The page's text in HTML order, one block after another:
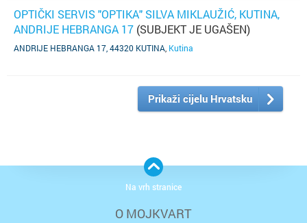
OPTIČKI SERVIS "OPTIKA" SILVA MIKLAUŽIĆ, KUTINA,
ANDRIJE HEBRANGA 17 (SUBJEKT JE UGAŠEN)
ANDRIJE HEBRANGA 17, 44320 KUTINA Kutina
Prikaži cijelu Hrvatsku
O MOJKVART
Na vrh stranice